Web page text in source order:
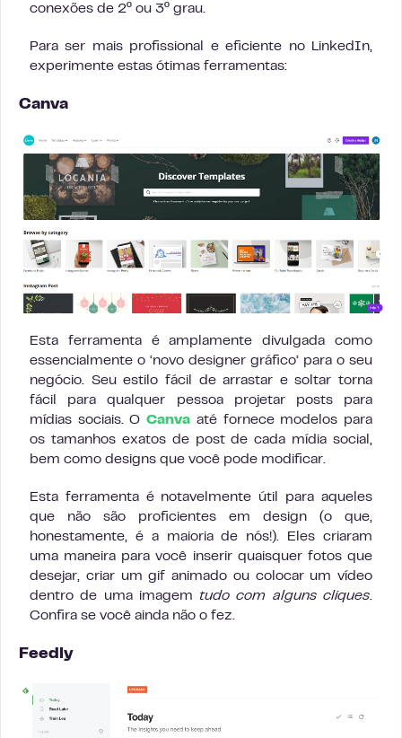
conexões de 2º ou 3º grau.
Para ser mais profissional e eficiente no LinkedIn,
experimente estas ótimas ferramentas:
Canva
Esta ferramenta é amplamente divulgada como
essencialmente o ‘novo designer gráfico’ para o seu
negócio. Seu estilo fácil de arrastar e soltar torna
fácil para qualquer pessoa projetar posts para
mídias sociais. OCanva até fornece modelos para
os tamanhos exatos de post de cada mídia social,
bem como designs que você pode modificar.
Esta ferramenta é notavelmente útil para aqueles
que não são proficientes em design (o que,
honestamente, é a maioria de nós!). Eles criaram
uma maneira para você inserir quaisquer fotos que
desejar, criar um gif animado ou colocar um vídeo
dentro de uma imagem tudo com alguns cliques.
Confira se você ainda não o fez.
Feedly